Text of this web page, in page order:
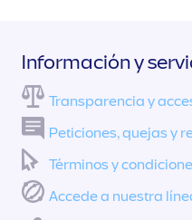
Información y
Transparencia y
Peticiones, quejas y
Términos y
Accede a nuestra